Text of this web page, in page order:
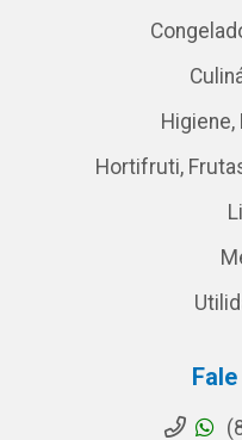
Higiene,
Hortifruti,